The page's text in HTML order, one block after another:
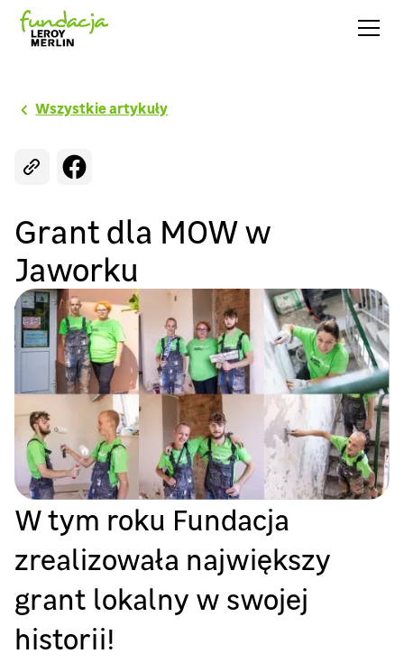
Wszystkie artykuły
Grant dla MOW w
Jaworku
W tym roku Fundacja
zrealizowała największy
grant lokalny w swojej
historii!